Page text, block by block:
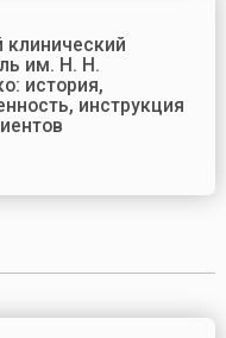
клинический
им. Н. Н.
история,
инструкция